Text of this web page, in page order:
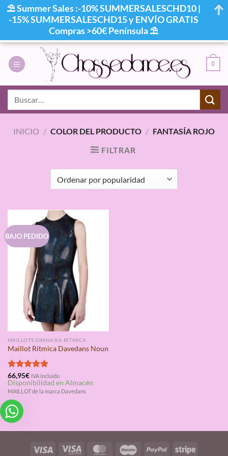
contenido
0
INICIO / COLOR DEL PRODUCTO / FANTASÍA ROJO
FILTRAR
BAJO PEDIDO
MAILLOTS GIMNASIA RÍTMICA
Maillot Rítmica Davedans Noun
Valorado
con5.00
de 5
66,95€ IVA incluido
Disponibilidad en Almacén
MAILLOT de la marca Davedans
⛱ Summer Sales :-10% SUMMERSALESCHD10 |
-15% SUMMERSALESCHD15 y ENVÍO GRATIS
Compras >60€ Península ⛱